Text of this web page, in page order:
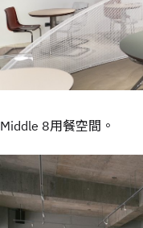
Middle 8用餐空間。